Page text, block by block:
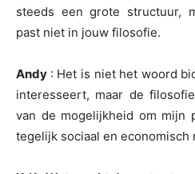
steeds een grote structuur,
past niet in jouw filosofie.
Andy : Het is niet het woord
interesseert, maar de
van de mogelijkheid om mijn
tegelijk sociaal en economisch